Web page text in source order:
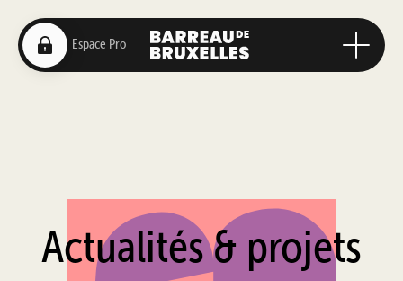
Actualités & projets